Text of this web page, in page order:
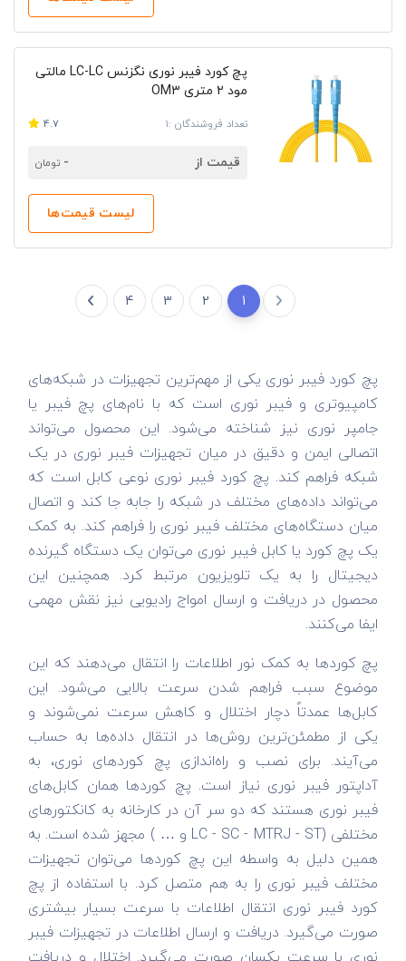
پچ کورد فیبر نوری نگزنس LC-LC مالتی
مود 2 متری OM3
تعداد فروشندگان :1 4.7
قیمت از - تومان
لیست قیمت‌ها
1
2
3
4
پچ کورد فیبر نوری یکی از مهم‌ترین تجهیزات در شبکه‌های
کامپیوتری و فیبر نوری است که با نام‌های پچ فیبر یا
جامپر نوری نیز شناخته می‌شود. این محصول می‌تواند
اتصالی ایمن و دقیق در میان تجهیزات فیبر نوری در یک
شبکه فراهم کند. پچ کورد فیبر نوری نوعی کابل است که
می‌تواند داده‌های مختلف در شبکه را جابه جا کند و اتصال
میان دستگاه‌های مختلف فیبر نوری را فراهم کند. به کمک
یک پچ کورد یا کابل فیبر نوری می‌توان یک دستگاه گیرنده
دیجیتال را به یک تلویزیون مرتبط کرد. همچنین این
محصول در دریافت و ارسال امواج رادیویی نیز نقش مهمی
ایفا می‌کنند.
پچ کورد‌ها به کمک نور اطلاعات را انتقال می‌دهند که این
موضوع سبب فراهم شدن سرعت بالایی می‌شود. این
کابل‌ها عمدتاً دچار اختلال و کاهش سرعت نمی‌شوند و
یکی از مطمئن‌ترین روش‌ها در انتقال داده‌ها به حساب
می‌آیند. برای نصب و راه‌اندازی پچ کورد‌های نوری، به
آداپتور فیبر نوری نیاز است. پچ کورد‌ها همان کابل‌های
فیبر نوری هستند که دو سر آن در کارخانه به کانکتور‌های
مختلفی (LC - SC - MTRJ - ST و … ) مجهز شده است. به
همین دلیل به واسطه این پچ کورد‌ها می‌توان تجهیزات
مختلف فیبر نوری را به هم متصل کرد. با استفاده از پچ
کورد فیبر نوری انتقال اطلاعات با سرعت بسیار بیشتری
صورت می‌گیرد. دریافت و ارسال اطلاعات در تجهیزات فیبر